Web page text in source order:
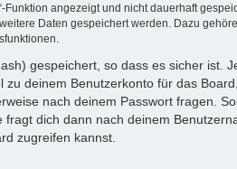
angezeigt und nicht dauerhaft
Daten gespeichert werden. Dazu
gespeichert, so dass es sicher ist.
deinem Benutzerkonto für das
nach deinem Passwort fragen.
fragt dich dann nach deinem
zugreifen kannst.